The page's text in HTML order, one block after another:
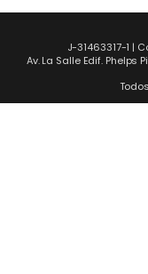
J-31463317-1 |
Av. La Salle Edif. Phelps